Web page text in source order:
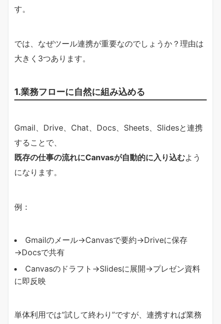
す。
では、なぜツール連携が重要なのでしょうか？理由は
大きく3つあります。
1.業務フローに自然に組み込める
Gmail、Drive、Chat、Docs、Sheets、Slidesと連携
することで、
既存の仕事の流れにCanvasが自動的に入り込むよう
になります。
例：
Gmailのメール→Canvasで要約→Driveに保存
→Docsで共有
Canvasのドラフト→Slidesに展開→プレゼン資料
に即反映
単体利用では“試して終わり”ですが、連携すれば業務